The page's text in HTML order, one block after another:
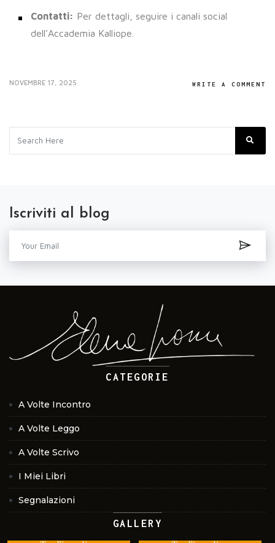
Contatti: Per dettagli, seguire i canali social
dell’Accademia Kalliope.
NOVEMBRE 17, 2025 WRITE A COMMENT
Iscriviti al blog
CATEGORIE
A Volte Incontro
A Volte Leggo
A Volte Scrivo
I Miei Libri
Segnalazioni
GALLERY